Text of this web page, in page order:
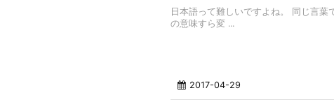
日本語って難しいですよね。 同じ言
の意味すら変 ...
2017-04-29